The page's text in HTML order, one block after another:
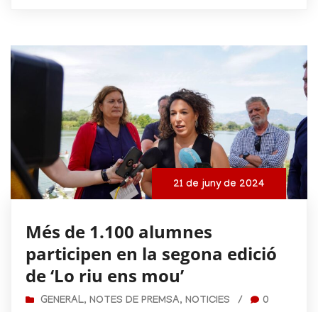
21 de juny de 2024
Més de 1.100 alumnes
participen en la segona edició
de ‘Lo riu ens mou’
GENERAL, NOTES DE PREMSA, NOTICIES /
0